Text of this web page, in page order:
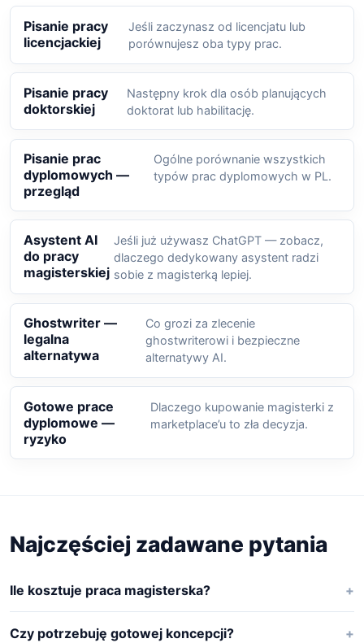
Pisanie pracy
licencjackiej
Jeśli zaczynasz od licencjatu lub
porównujesz oba typy prac.
Pisanie pracy
doktorskiej
Następny krok dla osób planujących
doktorat lub habilitację.
Pisanie prac
dyplomowych —
przegląd
Ogólne porównanie wszystkich
typów prac dyplomowych w PL.
Asystent AI
do pracy
magisterskiej
Jeśli już używasz ChatGPT — zobacz,
dlaczego dedykowany asystent radzi
sobie z magisterką lepiej.
Ghostwriter —
legalna
alternatywa
Co grozi za zlecenie
ghostwriterowi i bezpieczne
alternatywy AI.
Gotowe prace
dyplomowe —
ryzyko
Dlaczego kupowanie magisterki z
marketplace’u to zła decyzja.
Najczęściej zadawane pytania
Ile kosztuje praca magisterska?
Czy potrzebuję gotowej koncepcji?